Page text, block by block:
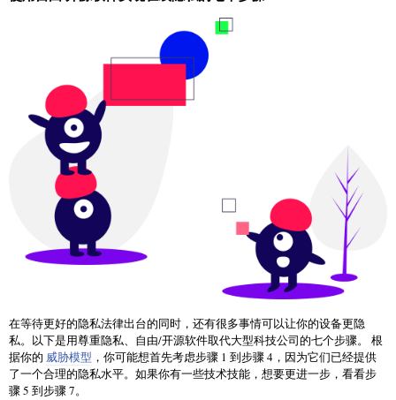
在等待更好的隐私法律出台的同时，还有很多事情可以让你的设备更隐
私。以下是用尊重隐私、自由/开源软件取代大型科技公司的七个步骤。 根
据你的 威胁模型 ，你可能想首先考虑步骤 1 到步骤 4，因为它们已经提供
了一个合理的隐私水平。如果你有一些技术技能，想要更进一步，看看步
骤 5 到步骤 7。